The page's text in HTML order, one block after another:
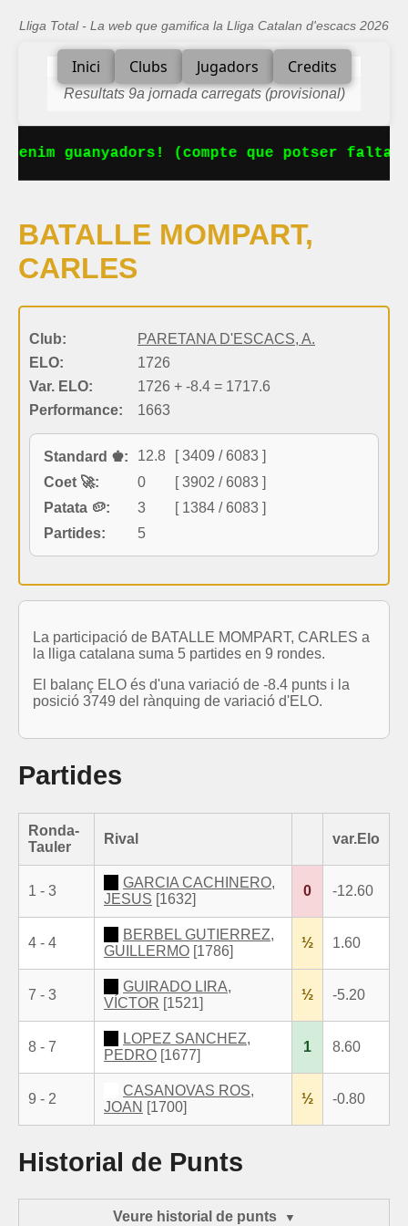
Lliga Total - La web que gamifica la Lliga Catalan d'escacs 2026
Inici Clubs Jugadors Credits
Resultats 9a jornada carregats (provisional)
guanyadors! (compte que potser falta
BATALLE MOMPART,
CARLES
Club:
PARETANA D'ESCACS, A.
ELO:
1726
Var. ELO:
1726 + -8.4 = 1717.6
Performance:
1663
Standard ♚: 12.8
[ 3409 / 6083 ]
Coet 🚀:
0
[ 3902 / 6083 ]
Patata 🥔:
3
[ 1384 / 6083 ]
Partides:
5
La participació de BATALLE MOMPART, CARLES a
la lliga catalana suma 5 partides en 9 rondes.
El balanç ELO és d'una variació de -8.4 punts i la
posició 3749 del rànquing de variació d'ELO.
Partides
Ronda-
Tauler
Rival var.Elo
1 - 3
GARCIA CACHINERO,
JESUS [1632]
0 -12.60
4 - 4
BERBEL GUTIERREZ,
GUILLERMO [1786]
½ 1.60
7 - 3
GUIRADO LIRA,
VÍCTOR [1521]
½ -5.20
8 - 7
LOPEZ SANCHEZ,
PEDRO [1677]
1 8.60
9 - 2
CASANOVAS ROS,
JOAN [1700]
½ -0.80
Historial de Punts
Veure historial de punts